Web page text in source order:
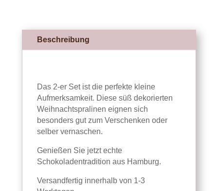
Beschreibung
Das 2-er Set ist die perfekte kleine
Aufmerksamkeit. Diese süß dekorierten
Weihnachtspralinen eignen sich
besonders gut zum Verschenken oder
selber vernaschen.
Genießen Sie jetzt echte
Schokoladentradition aus Hamburg.
Versandfertig innerhalb von 1-3